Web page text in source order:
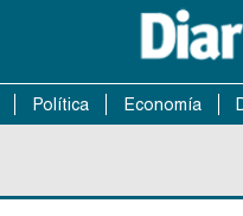
Política Economía